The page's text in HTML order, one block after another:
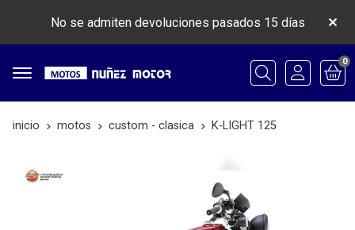
No se admiten devoluciones pasados 15 días
Buscar
0
inicio motos custom - clasica K-LIGHT 125